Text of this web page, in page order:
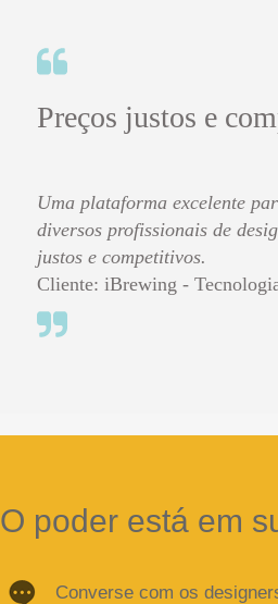
Preços justos e
Uma plataforma excelente
diversos profissionais de
justos e competitivos.
Cliente: iBrewing -
O poder está em
Converse com os